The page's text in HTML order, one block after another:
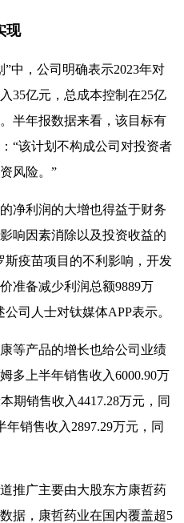
现
”中，公司明确表示2023年对
35亿元，总成本控制在25亿
半年报数据来看，该目标有
“该计划不构成公司对投资者
风险。”
净利润的大增也得益于财务
响因素消除以及投资收益的
斯疫苗项目的不利影响，开发
准备减少利润总额9889万
司人士对钛媒体APP表示。
等产品的增长也给公司业绩
多上半年销售收入6000.90万
期销售收入4417.28万元，同
年销售收入2897.29万元，同
推广主要由大股东方康哲药
据，康哲药业在国内覆盖超5